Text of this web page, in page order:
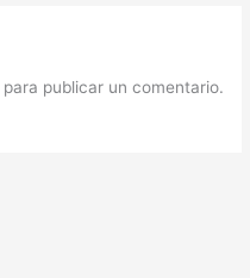
para publicar un comentario.